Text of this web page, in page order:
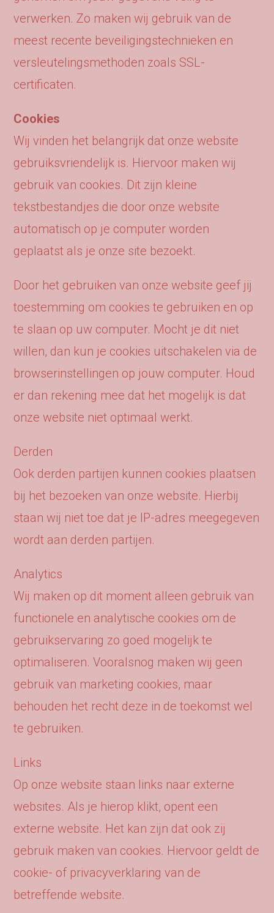
verwerken. Zo maken wij gebruik van de
meest recente beveiligingstechnieken en
versleutelingsmethoden zoals SSL-
certificaten.
Cookies
Wij vinden het belangrijk dat onze website
gebruiksvriendelijk is. Hiervoor maken wij
gebruik van cookies. Dit zijn kleine
tekstbestandjes die door onze website
automatisch op je computer worden
geplaatst als je onze site bezoekt.
Door het gebruiken van onze website geef jij
toestemming om cookies te gebruiken en op
te slaan op uw computer. Mocht je dit niet
willen, dan kun je cookies uitschakelen via de
browserinstellingen op jouw computer. Houd
er dan rekening mee dat het mogelijk is dat
onze website niet optimaal werkt.
Derden
Ook derden partijen kunnen cookies plaatsen
bij het bezoeken van onze website. Hierbij
staan wij niet toe dat je IP-adres meegegeven
wordt aan derden partijen.
Analytics
Wij maken op dit moment alleen gebruik van
functionele en analytische cookies om de
gebruikservaring zo goed mogelijk te
optimaliseren. Vooralsnog maken wij geen
gebruik van marketing cookies, maar
behouden het recht deze in de toekomst wel
te gebruiken.
Links
Op onze website staan links naar externe
websites. Als je hierop klikt, opent een
externe website. Het kan zijn dat ook zij
gebruik maken van cookies. Hiervoor geldt de
cookie- of privacyverklaring van de
betreffende website.